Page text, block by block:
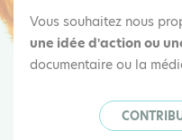
Vous souhaitez nous
une idée d'action ou
documentaire ou la